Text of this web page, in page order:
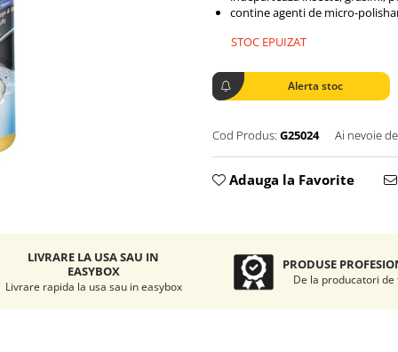
contine agenti de micro-
STOC EPUIZAT
Alerta stoc
Cod Produs: G25024 Ai nevoie
Adauga la Favorite
LIVRARE LA USA SAU IN
EASYBOX
Livrare rapida la usa sau in easybox
PRODUSE
De la producatori de